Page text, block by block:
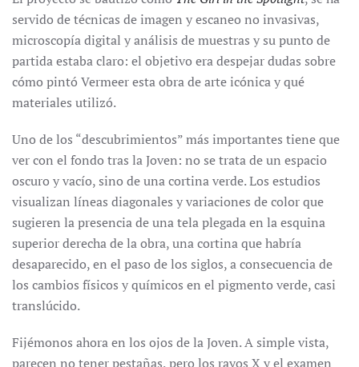
servido de técnicas de imagen y escaneo no invasivas,
microscopía digital y análisis de muestras y su punto de
partida estaba claro: el objetivo era despejar dudas sobre
cómo pintó Vermeer esta obra de arte icónica y qué
materiales utilizó.
Uno de los “descubrimientos” más importantes tiene que
ver con el fondo tras la Joven: no se trata de un espacio
oscuro y vacío, sino de una cortina verde. Los estudios
visualizan líneas diagonales y variaciones de color que
sugieren la presencia de una tela plegada en la esquina
superior derecha de la obra, una cortina que habría
desaparecido, en el paso de los siglos, a consecuencia de
los cambios físicos y químicos en el pigmento verde, casi
translúcido.
Fijémonos ahora en los ojos de la Joven. A simple vista,
parecen no tener pestañas, pero los rayos X y el examen